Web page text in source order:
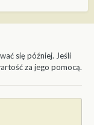
się później. Jeśli
za jego pomocą.